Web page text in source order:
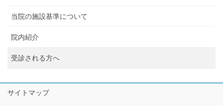
当院の施設基準について
院内紹介
受診される方へ
サイトマップ